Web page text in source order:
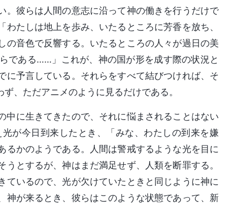
。彼らは人間の意志に沿って神の働きを行うだけで
たしは地上を歩み、いたるところに芳香を放ち、
音色で反響する。いたるところの人々が過日の美
である……」これが、神の国が形を成す際の状況と
予言している。それらをすべて結びつければ、そ
、ただアニメのように見るだけである。
に生きてきたので、それに悩まされることはない
が今日到来したとき、「みな、わたしの到来を嫌
かのようである。人間は警戒するような光を目に
とするが、神はまだ満足せず、人類を断罪する。
いるので、光が欠けていたときと同じように神に
が来るとき、彼らはこのような状態であって、新